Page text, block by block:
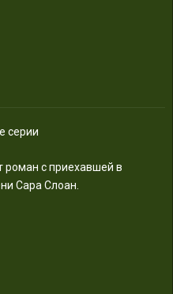
серии
с приехавшей в
Сара Слоан.